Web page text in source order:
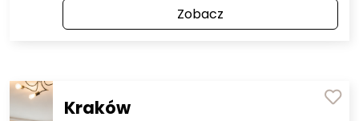
Zobacz
Kraków